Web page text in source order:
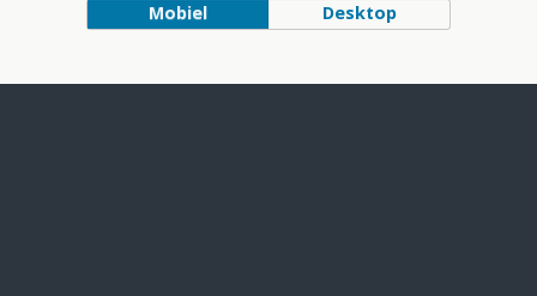
Mobiel Desktop